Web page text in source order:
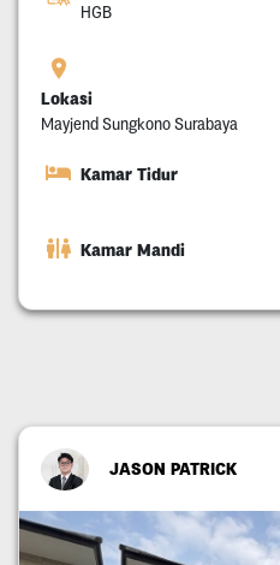
HGB
Lokasi
Mayjend Sungkono Surabaya
Kamar Tidur
Kamar Mandi
JASON PATRICK